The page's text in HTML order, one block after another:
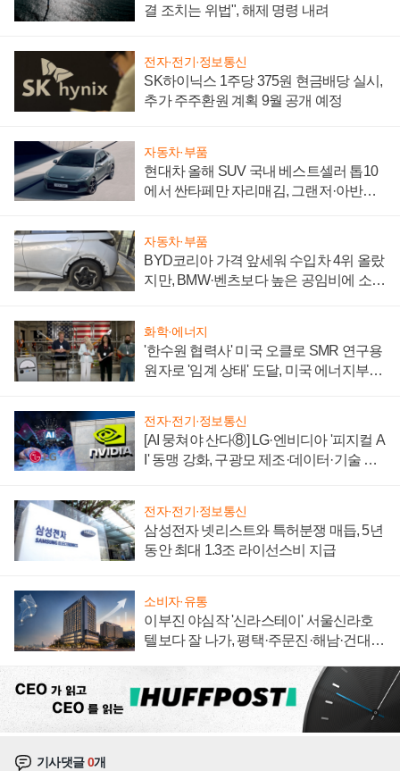
결 조치는 위법", 해제 명령 내려
전자·전기·정보통신
SK하이닉스 1주당 375원 현금배당 실시,
추가 주주환원 계획 9월 공개 예정
자동차·부품
현대차 올해 SUV 국내 베스트셀러 톱10
에서 싼타페만 자리매김, 그랜저·아반떼
자동차·부품
BYD코리아 가격 앞세워 수입차 4위 올랐
지만, BMW·벤츠보다 높은 공임비에 소비
화학·에너지
'한수원 협력사' 미국 오클로 SMR 연구용
원자로 '임계 상태' 도달, 미국 에너지부
전자·전기·정보통신
[AI 뭉쳐야 산다⑧] LG·엔비디아 '피지컬 A
I' 동맹 강화, 구광모 제조·데이터·기술 결
전자·전기·정보통신
삼성전자 넷리스트와 특허분쟁 매듭, 5년
동안 최대 1.3조 라이선스비 지급
소비자·유통
이부진 야심작 '신라스테이' 서울신라호
텔보다 잘 나가, 평택·주문진·해남·건대로
기사댓글0개